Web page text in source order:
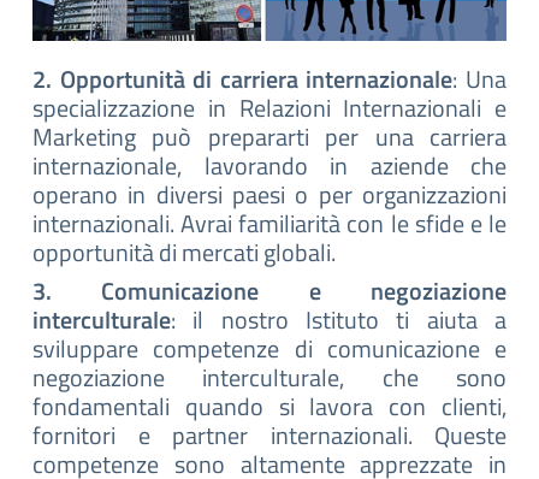
2. Opportunità di carriera internazionale: Una
specializzazione in Relazioni Internazionali e
Marketing può prepararti per una carriera
internazionale, lavorando in aziende che
operano in diversi paesi o per organizzazioni
internazionali. Avrai familiarità con le sfide e le
opportunità di mercati globali.
3. Comunicazione e negoziazione
interculturale: il nostro Istituto ti aiuta a
sviluppare competenze di comunicazione e
negoziazione interculturale, che sono
fondamentali quando si lavora con clienti,
fornitori e partner internazionali. Queste
competenze sono altamente apprezzate in